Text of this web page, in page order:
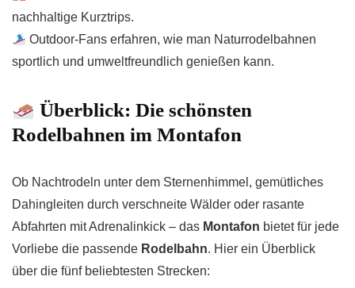
nachhaltige Kurztrips.
Outdoor-Fans erfahren, wie man Naturrodelbahnen
sportlich und umweltfreundlich genießen kann.
Überblick: Die schönsten
Rodelbahnen im Montafon
Ob Nachtrodeln unter dem Sternenhimmel, gemütliches
Dahingleiten durch verschneite Wälder oder rasante
Abfahrten mit Adrenalinkick – das Montafon bietet für jede
Vorliebe die passende Rodelbahn. Hier ein Überblick
über die fünf beliebtesten Strecken: